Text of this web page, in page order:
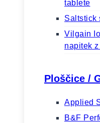
tablete
Saltstick
Vilgain
napitek
Ploščice /
Applied
B&F